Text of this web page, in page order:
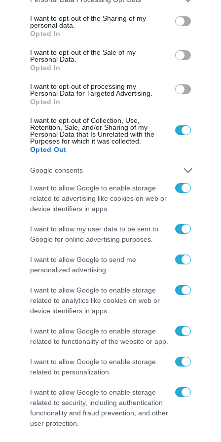
not limited to your visit or usage behaviour. You may click to
grant or deny consent to Google and its third-party tags to
use your data for below specified purposes in below Google
consent section.
I want to opt-out of the Sharing of my
personal data.
Opted In
I want to opt-out of the Sale of my
Personal Data.
Opted In
I want to opt-out of processing my
Personal Data for Targeted Advertising.
Opted In
I want to opt-out of Collection, Use,
Retention, Sale, and/or Sharing of my
Personal Data that Is Unrelated with the
Purposes for which it was collected.
Opted Out
Google consents
I want to allow Google to enable storage
related to advertising like cookies on web or
device identifiers in apps.
I want to allow my user data to be sent to
Google for online advertising purposes.
I want to allow Google to send me
personalized advertising.
I want to allow Google to enable storage
related to analytics like cookies on web or
device identifiers in apps.
I want to allow Google to enable storage
related to functionality of the website or app.
I want to allow Google to enable storage
related to personalization.
I want to allow Google to enable storage
related to security, including authentication
functionality and fraud prevention, and other
user protection.
H Nova συνεχίζει απρόσκοπτα το
επενδυτικό σχέδιο ύψους 2 δις ευρώ
Προχωρώντας στην υλοποίηση επενδυτικού
σχεδίου ύψους 2 δισ. ευρώ έως το 2027,
συνεχίζει να επενδύει σε δίκτυα 4G+ και 5G,
αναπτύσσει δικό της ιδιόκτητο σύγχρονο
δίκτυο οπτικών ινών, στο 70% της
επικράτειας δίνοντας στη χώρα τη
δυνατότητα να γεφυρώσει το χάσμα των
ψηφιακών υποδομών με τους Ευρωπαίους
εταίρους της.
Για περισσότερες πληροφορίες, οι
ενδιαφερόμενοι μπορούν να επισκεφθούν το
nova.gr
4G 5G NOVA